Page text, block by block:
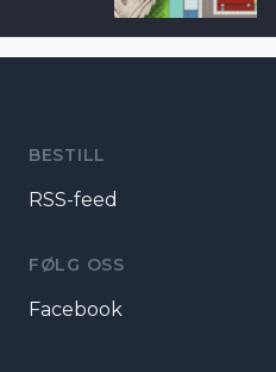
BESTILL
RSS-feed
FØLG OSS
Facebook